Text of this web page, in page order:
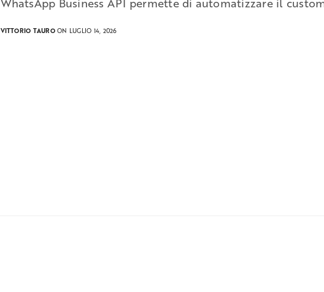
VITTORIO TAUROON LUGLIO 14, 2026